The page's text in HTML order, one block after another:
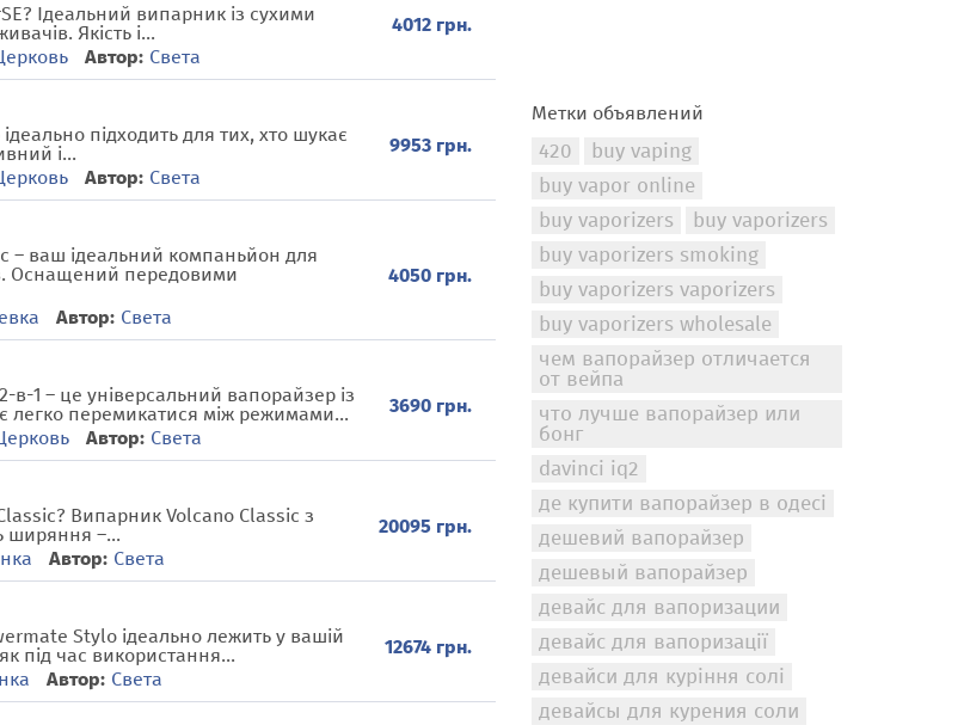
Ідеальний випарник із сухими
Якість і...
Автор: Света
4012 грн.
підходить для тих, хто шукає
і...
Автор: Света
9953 грн.
– ваш ідеальний компаньйон для
Оснащений передовими
Автор: Света
4050 грн.
1 – це універсальний вапорайзер із
перемикатися між режимами...
Автор: Света
3690 грн.
Випарник Volcano Classic з
ширяння –...
Автор: Света
20095 грн.
Stylo ідеально лежить у вашій
під час використання...
Автор: Света
12674 грн.
Метки объявлений
420
buy vaping
buy vapor online
buy vaporizers
buy vaporizers
buy vaporizers smoking
buy vaporizers vaporizers
buy vaporizers wholesale
чем вапорайзер отличается
от вейпа
что лучше вапорайзер или
бонг
davinci iq2
де купити вапорайзер в одесі
дешевий вапорайзер
дешевый вапорайзер
девайс для вапоризации
девайс для вапоризації
девайси для куріння солі
девайсы для курения соли